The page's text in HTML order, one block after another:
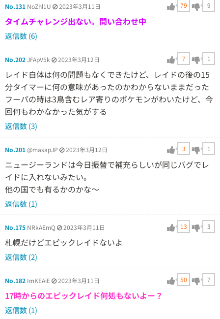
No.131 NoZhl1U 2023年3月11日 79 9
タイムチャレンジ出ない。問い合わせ中
返信数 (6)
No.202JFApV5k 2023年3月12日 7 1
レイド自体は何の問題もなくできたけど、レイドの後の15
分タイマーに何の意味があったのかわからないままだった
フーパの時は3鳥含むレア寄りのポケモンがわいたけど、今
回何もわかなかった気がする
返信数 (3)
No.201@masapJP 2023年3月12日 3 1
ニュージーランドは今日振替で補充らしいが同じバグでレ
イドに入れないみたい。
他の国でも有るかのかな～
返信数 (1)
No.175 NRkAEmQ 2023年3月11日 13 3
札幌だけどエピックレイドないよ
返信数 (2)
No.182 ImKEAiE 2023年3月11日 50 7
17時からのエピックレイド何処もないよー？
返信数 (1)